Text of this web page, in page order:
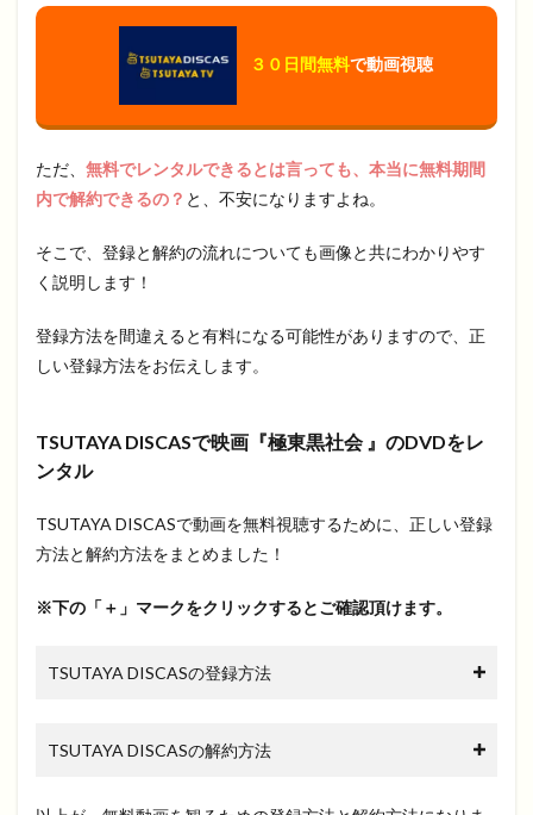
３０日間無料で動画視聴
ただ、 無料でレンタルできるとは言っても、本当に無料期間
内で解約できるの？ と、不安になりますよね。
そこで、登録と解約の流れについても画像と共にわかりやす
く説明します！
登録方法を間違えると有料になる可能性がありますので、正
しい登録方法をお伝えします。
TSUTAYA DISCASで映画『極東黒社会 』のDVDをレ
ンタル
TSUTAYA DISCASで動画を無料視聴するために、正しい登録
方法と解約方法をまとめました！
※下の「＋」マークをクリックするとご確認頂けます。
TSUTAYA DISCASの登録方法
TSUTAYA DISCASの解約方法